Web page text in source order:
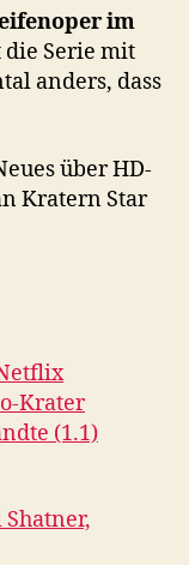
im
die Serie mit
anders, dass
über HD-
Kratern Star
Krater
(1.1)